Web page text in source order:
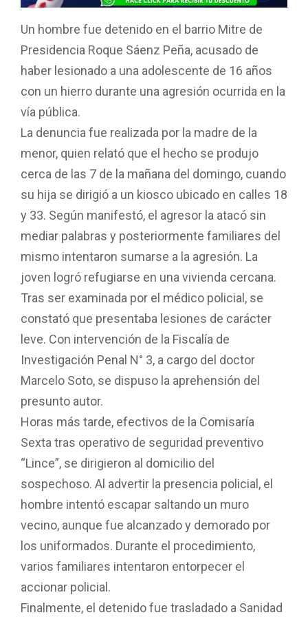
o
o
k
A
p
p
ar
tir
Un hombre fue detenido en el barrio Mitre de
Presidencia Roque Sáenz Peña, acusado de
haber lesionado a una adolescente de 16 años
con un hierro durante una agresión ocurrida en la
vía pública.
La denuncia fue realizada por la madre de la
menor, quien relató que el hecho se produjo
cerca de las 7 de la mañana del domingo, cuando
su hija se dirigió a un kiosco ubicado en calles 18
y 33. Según manifestó, el agresor la atacó sin
mediar palabras y posteriormente familiares del
mismo intentaron sumarse a la agresión. La
joven logró refugiarse en una vivienda cercana.
Tras ser examinada por el médico policial, se
constató que presentaba lesiones de carácter
leve. Con intervención de la Fiscalía de
Investigación Penal N° 3, a cargo del doctor
Marcelo Soto, se dispuso la aprehensión del
presunto autor.
Horas más tarde, efectivos de la Comisaría
Sexta tras operativo de seguridad preventivo
“Lince”, se dirigieron al domicilio del
sospechoso. Al advertir la presencia policial, el
hombre intentó escapar saltando un muro
vecino, aunque fue alcanzado y demorado por
los uniformados. Durante el procedimiento,
varios familiares intentaron entorpecer el
accionar policial.
Finalmente, el detenido fue trasladado a Sanidad